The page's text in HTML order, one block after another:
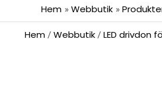
Hem Webbutik
Hem / Webbutik / LED drivdon